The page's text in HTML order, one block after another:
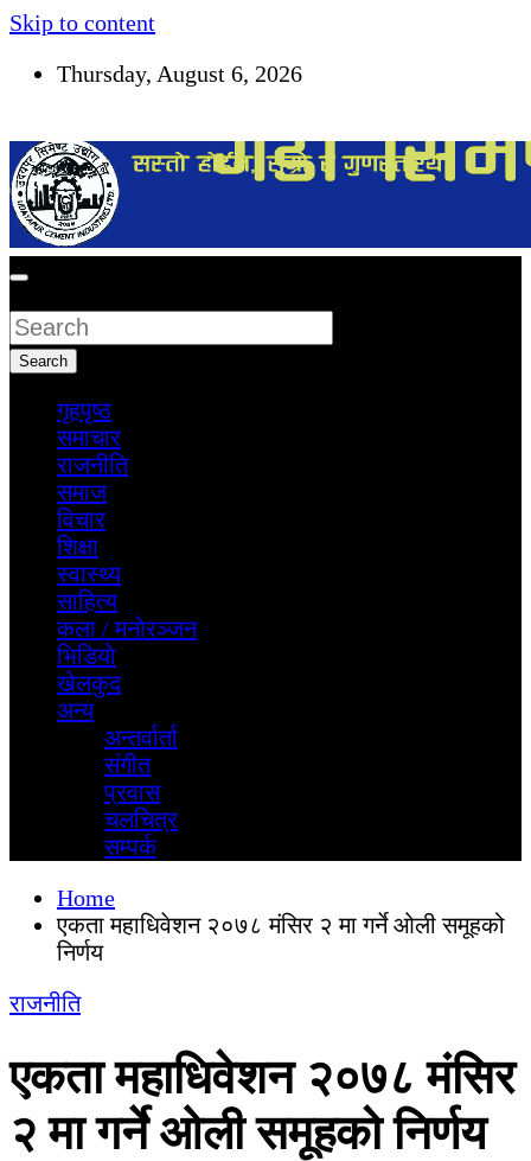
Skip to content
Thursday, August 6, 2026
सूचना तपाईंकाे अधिकार
Search
गृहपृष्ठ
समाचार
राजनीति
समाज
विचार
शिक्षा
स्वास्थ्य
साहित्य
कला / मनोरञ्जन
भिडियाे
खेलकुद
अन्य
अन्तर्वार्ता
स‌ंगीत
प्रवास
चलचित्र
सम्पर्क
Home
एकता महाधिवेशन २०७८ मंसिर २ मा गर्ने ओली समूहको
निर्णय
राजनीति
एकता महाधिवेशन २०७८ मंसिर
२ मा गर्ने ओली समूहको निर्णय